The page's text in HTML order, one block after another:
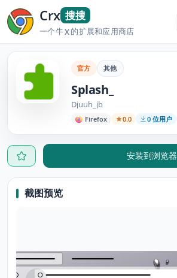
Crx 搜搜
一个牛X的扩展和应用商店
官方 其他
Splash_
Djuuh_jb
Firefox 0.0 0 位用户
安装到浏览器
截图预览